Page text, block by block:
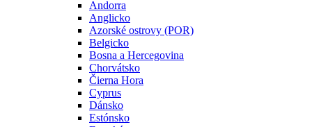
Andorra
Anglicko
Azorské ostrovy (POR)
Belgicko
Bosna a Hercegovina
Chorvátsko
Čierna Hora
Cyprus
Dánsko
Estónsko